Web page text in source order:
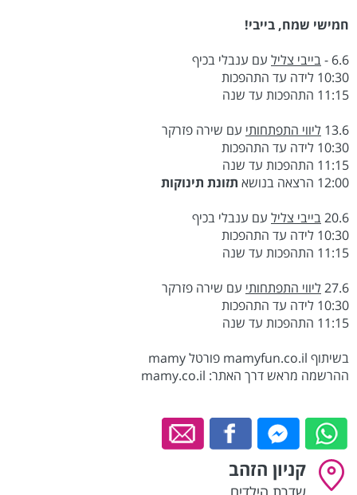
חמישי שמח, בייבי!
6.6 -
בייבי צליל עם ענבלי בכיף
10:30 לידה עד התהפכות
11:15 התהפכות עד שנה
13.6 ליווי התפתחותי עם שירה פזרקר
10:30 לידה עד התהפכות
11:15 התהפכות עד שנה
12:00 הרצאה בנושא
תזונת תינוקות
20.6בייבי צליל עם ענבלי בכיף
10:30 לידה עד התהפכות
11:15 התהפכות עד שנה
27.6ליווי התפתחותי עם שירה פזרקר
10:30 לידה עד התהפכות
11:15 התהפכות עד שנה
בשיתוף mamyfun.co.il פורטל mamy
ההרשמה מראש דרך האתר: mamy.co.il
קניון הזהב